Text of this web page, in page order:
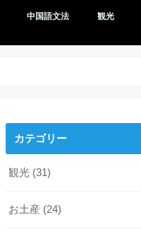
中国語文法 観光
カテゴリー
観光 (31)
お土産 (24)